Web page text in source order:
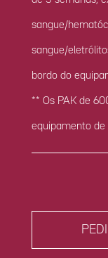
sangue/
sangue/
bordo do
** Os PAK de
equipamento de